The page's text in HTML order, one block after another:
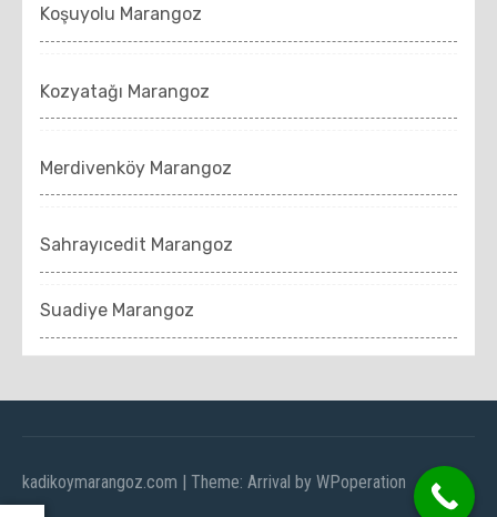
Koşuyolu Marangoz
Kozyatağı Marangoz
Merdivenköy Marangoz
Sahrayıcedit Marangoz
Suadiye Marangoz
kadikoymarangoz.com | Theme: Arrival by WPoperation